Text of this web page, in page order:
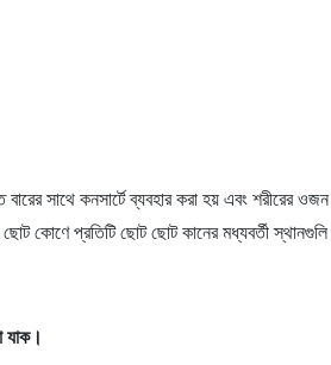
সাথে কনসার্টে ব্যবহার করা হয় এবং শরীরের
কোণে প্রতিটি ছোট ছোট কানের মধ্যবর্তী
যাক।